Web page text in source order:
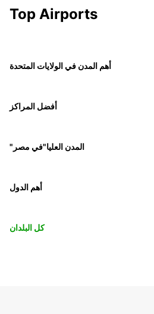
Top Airports
أهم المدن في الولايات المتحدة
أفضل المراكز
"المدن العليا"في مصر
أهم الدول
كل البلدان